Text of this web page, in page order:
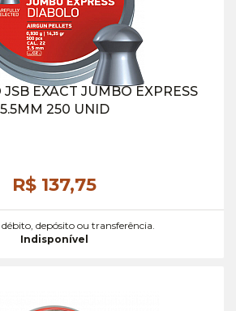
EXACT JUMBO EXPRESS
5.5MM 250 UNID
R$ 137,75
depósito ou transferência.
Indisponível